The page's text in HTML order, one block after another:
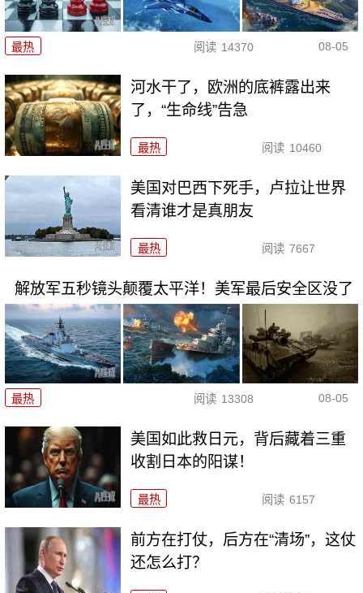
最热 阅读 14370 08-05
河水干了，欧洲的底裤露出来
了，“生命线”告急
最热 阅读 10460
美国对巴西下死手，卢拉让世界
看清谁才是真朋友
最热 阅读 7667
解放军五秒镜头颠覆太平洋！美军最后安全区没了
最热 阅读 13308 08-05
美国如此救日元，背后藏着三重
收割日本的阳谋！
最热 阅读 6157
前方在打仗，后方在“清场”，这仗
还怎么打？